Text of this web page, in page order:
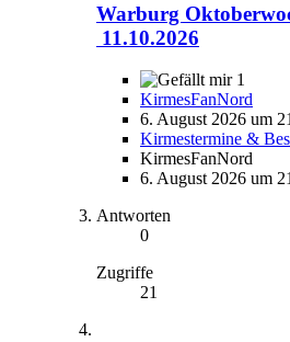
Warburg
11.10.2026
1
KirmesFanNord
6. August 2026 um
Kirmestermine &
KirmesFanNord
6. August 2026 um
Antworten
0
Zugriffe
21